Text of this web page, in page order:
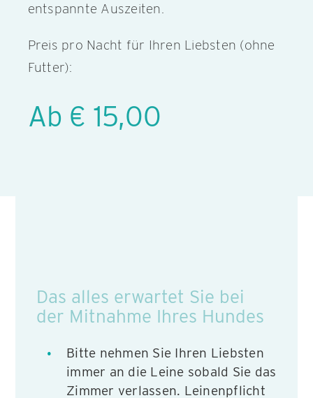
entspannte Auszeiten.
Preis pro Nacht für Ihren Liebsten (ohne
Futter):
Ab € 15,00
Das alles erwartet Sie bei
der Mitnahme Ihres Hundes
Bitte nehmen Sie Ihren Liebsten
immer an die Leine sobald Sie das
Zimmer verlassen. Leinenpflicht